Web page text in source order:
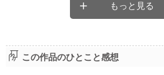
もっと見る
この作品のひとこと感想